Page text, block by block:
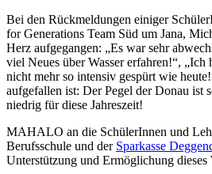
Bei den Rückmeldungen einiger
for Generations Team Süd um Jana,
Herz aufgegangen: „Es war sehr
viel Neues über Wasser erfahren!“, „Ich
nicht mehr so intensiv gespürt wie
aufgefallen ist: Der Pegel der Donau ist
niedrig für diese Jahreszeit!
MAHALO an die SchülerInnen und
Berufsschule und der Sparkasse
Unterstützung und Ermöglichung dieses